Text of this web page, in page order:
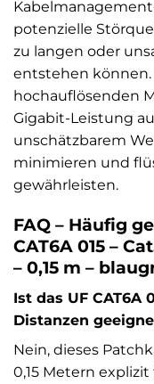
potenzielle
zu langen oder
entstehen können.
hochauflösenden
Gigabit-Leistung
unschätzbarem
minimieren und
gewährleisten.
FAQ – Häufig
CAT6A 015 –
– 0,15 m –
Ist das UF CAT6A
Distanzen
Nein, dieses
0,15 Metern